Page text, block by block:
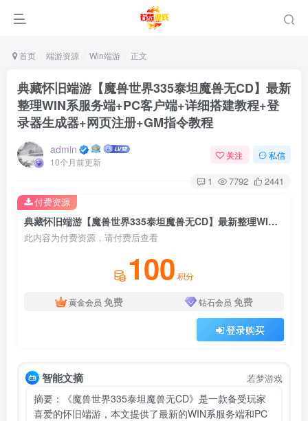
首页 端游资源 Win端游 正文
典藏怀旧端游【魔兽世界335泰坦魔兽无CD】最新
整理WIN系服务端+PC客户端+详细搭建教程+登
录器生成器+网页注册+GM指令教程
admin
10个月前更新
关注 私信
1 7792 2441
典藏怀旧端游【魔兽世界335泰坦魔兽无CD】最新整理WIN系服务端+PC客户端+详细搭建教程+登录器生成器+网页注册+GM指令教程
此内容为付费资源，请付费后查看
100 积分
黄金会员 免费 钻石会员 免费
登录购买
付费资源
智能文摘 若梦游戏
摘要：《魔兽世界335泰坦魔兽无CD》是一款备受玩家
喜爱的怀旧端游，本文提供了最新的WIN系服务端和PC